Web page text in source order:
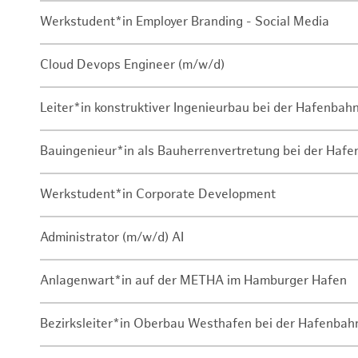
Werkstudent*in Employer Branding - Social Media
Cloud Devops Engineer (m/w/d)
Leiter*in konstruktiver Ingenieurbau bei der Hafenbahn
Bauingenieur*in als Bauherrenvertretung bei der
Werkstudent*in Corporate Development
Administrator (m/w/d) AI
Anlagenwart*in auf der METHA im Hamburger Hafen
Bezirksleiter*in Oberbau Westhafen bei der